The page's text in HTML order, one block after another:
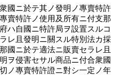
國ニ於テ其ノ發明ノ專賣特許
賣特許ノ使用及所󠄁有ニ付支那
ハ自國ニ特許局ヲ設置スルコ
レ且發明ニ關スル特別法カ採󠄁
國ニ於テ適󠄁法ニ販賣セラレ且
ヲ侵󠄁害󠄂セサル商品ニ付合衆國
ノ專賣特許證ニ對シ一定ノ年